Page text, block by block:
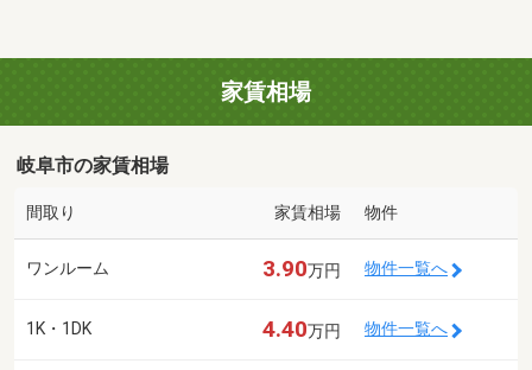
家賃相場
岐阜市の家賃相場
間取り 家賃相場 物件
ワンルーム 3.90万円 物件一覧へ
1K・1DK 4.40万円 物件一覧へ